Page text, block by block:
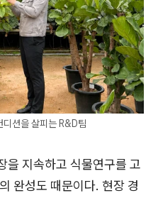
션을 살피는 R&D팀
을 지속하고 식물연구를 고
완성도 때문이다. 현장 경